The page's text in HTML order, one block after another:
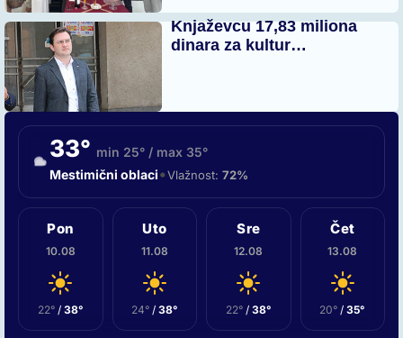
Knjaževcu 17,83 miliona
dinara za kultur…
33° min 25° / max 35°
Mestimični oblaci•Vlažnost: 72%
Pon
10.08
22°/ 38°
Uto
11.08
24°/ 38°
Sre
12.08
22°/ 38°
Čet
13.08
20° /35°